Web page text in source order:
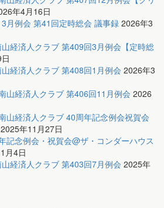
年4月16日
月例会 第41回定時総会 議事録 2026年3
経済人クラブ 第409回3月例会【定時総
経済人クラブ 第408回1月例会 2026年3
山経済人クラブ 第406回11月例会 2026
山経済人クラブ 40周年記念例会祝賀会
2025年11月27日
記念例会・祝賀会@ザ・コンダーハウス
月4日
経済人クラブ 第403回7月例会 2025年